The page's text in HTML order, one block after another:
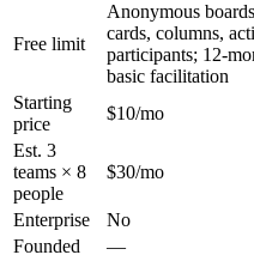
Free limit
Anonymous
cards, columns,
participants; 12-
basic facilitation
Starting
price
$10/mo
Est. 3
teams × 8
people
$30/mo
Enterprise
No
Founded
—